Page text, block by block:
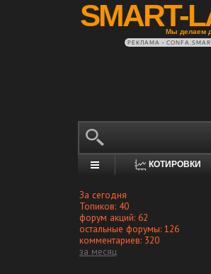
SMART-
Мы делаем
РЕКЛАМА •
КОТИРОВКИ
За сегодня
Топиков: 40
форум акций: 62
остальные форумы: 126
комментариев: 320
за месяц